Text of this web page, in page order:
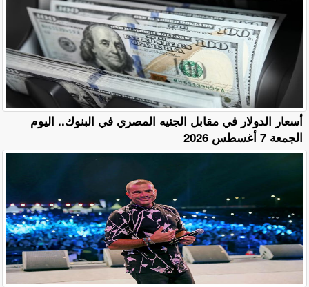
أسعار الدولار في مقابل الجنيه المصري في البنوك.. اليوم
الجمعة 7 أغسطس 2026